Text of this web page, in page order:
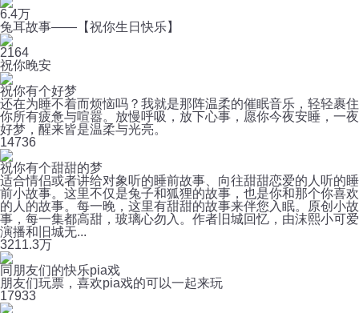
6.4万
兔耳故事——【祝你生日快乐】
2164
祝你晚安
祝你有个好梦
还在为睡不着而烦恼吗？我就是那阵温柔的催眠音乐，轻轻裹住
你所有疲惫与喧嚣。放慢呼吸，放下心事，愿你今夜安睡，一夜
好梦，醒来皆是温柔与光亮。
14736
祝你有个甜甜的梦
适合情侣或者讲给对象听的睡前故事、向往甜甜恋爱的人听的睡
前小故事。这里不仅是兔子和狐狸的故事，也是你和那个你喜欢
的人的故事。每一晚，这里有甜甜的故事来伴您入眠。原创小故
事，每一集都高甜，玻璃心勿入。作者旧城回忆，由沫熙小可爱
演播和旧城无...
3211.3万
同朋友们的快乐pia戏
朋友们玩票，喜欢pia戏的可以一起来玩
17933